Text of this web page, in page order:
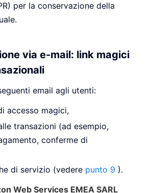
per la conservazione della
via e-mail: link magici
email agli utenti:
accesso magici,
transazioni (ad esempio,
conferme di
di servizio (vedere punto 9 ).
Web Services EMEA SARL